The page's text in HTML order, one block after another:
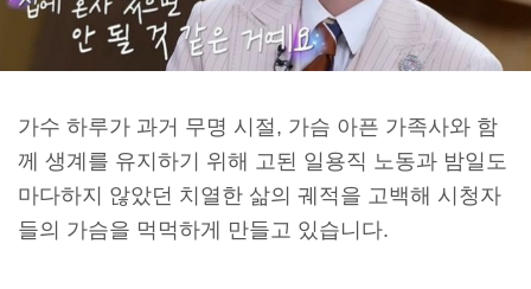
가수 하루가 과거 무명 시절, 가슴 아픈 가족사와 함
께 생계를 유지하기 위해 고된 일용직 노동과 밤일도
마다하지 않았던 치열한 삶의 궤적을 고백해 시청자
들의 가슴을 먹먹하게 만들고 있습니다.